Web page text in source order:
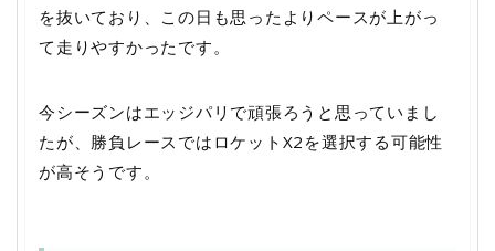
を抜いており、この日も思ったよりペースが上がっ
て走りやすかったです。
今シーズンはエッジパリで頑張ろうと思っていまし
たが、勝負レースではロケットX2を選択する可能性
が高そうです。